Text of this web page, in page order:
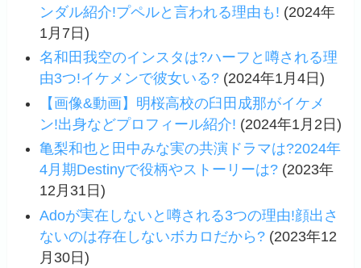
ンダル紹介!プペルと言われる理由も! (2024年
1月7日)
名和田我空のインスタは?ハーフと噂される理
由3つ!イケメンで彼女いる? (2024年1月4日)
【画像&動画】明桜高校の臼田成那がイケメ
ン!出身などプロフィール紹介! (2024年1月2日)
亀梨和也と田中みな実の共演ドラマは?2024年
4月期Destinyで役柄やストーリーは? (2023年
12月31日)
Adoが実在しないと噂される3つの理由!顔出さ
ないのは存在しないボカロだから? (2023年12
月30日)